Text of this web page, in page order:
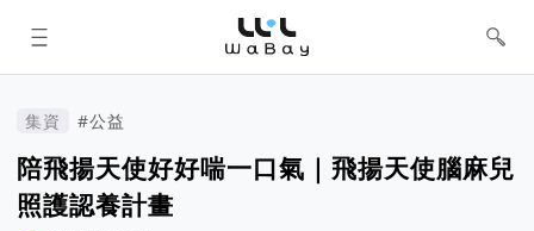
WaBay 挖貝 | 台灣最值得信賴的群眾
集資 / 群眾募資平台
集資 #公益
陪飛揚天使好好喘一口氣｜飛揚天使腦麻兒
照護認養計畫